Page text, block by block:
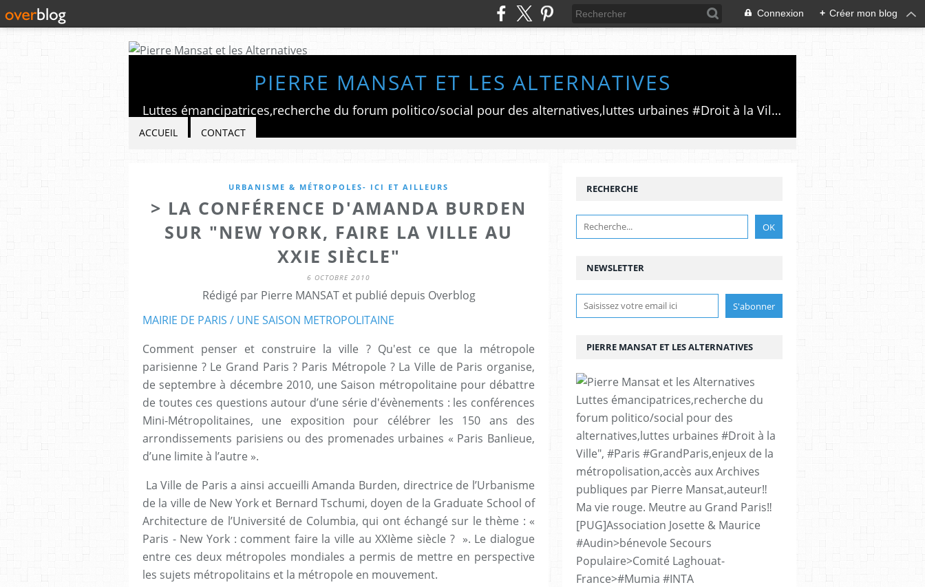
Connexion + Créer mon blog
PIERRE MANSAT ET LES ALTERNATIVES
Luttes émancipatrices,recherche du forum politico/social pour des alternatives,luttes urbaines #Droit à la Ville", #Paris #GrandParis,enjeux de la métropolisation,accès aux Archives publiques par Pierre Mansat,auteur‼️Ma vie rouge. Meutre au Grand Paris‼️[PUG]Association Josette & Maurice #Audin>bénevole Secours Populaire>Comité Laghouat-France>#Mumia #INTA
ACCUEIL CONTACT
URBANISME & MÉTROPOLES- ICI ET AILLEURS
> LA CONFÉRENCE D'AMANDA BURDEN
SUR "NEW YORK, FAIRE LA VILLE AU
XXIE SIÈCLE"
6 OCTOBRE 2010
Rédigé par Pierre MANSAT et publié depuis Overblog
MAIRIE DE PARIS / UNE SAISON METROPOLITAINE
Comment penser et construire la ville ? Qu'est ce que la métropole
parisienne ? Le Grand Paris ? Paris Métropole ? La Ville de Paris organise,
de septembre à décembre 2010, une Saison métropolitaine pour débattre
de toutes ces questions autour d’une série d'évènements : les conférences
Mini-Métropolitaines, une exposition pour célébrer les 150 ans des
arrondissements parisiens ou des promenades urbaines « Paris Banlieue,
d’une limite à l’autre ».
La Ville de Paris a ainsi accueilli Amanda Burden, directrice de l’Urbanisme
de la ville de New York et Bernard Tschumi, doyen de la Graduate School of
Architecture de l’Université de Columbia, qui ont échangé sur le thème : «
Paris - New York : comment faire la ville au XXIème siècle ? ». Le dialogue
entre ces deux métropoles mondiales a permis de mettre en perspective
les sujets métropolitains et la métropole en mouvement.
NEWSLETTER
RECHERCHE
PIERRE MANSAT ET LES ALTERNATIVES
Luttes émancipatrices,recherche du
forum politico/social pour des
alternatives,luttes urbaines #Droit à la
Ville", #Paris #GrandParis,enjeux de la
métropolisation,accès aux Archives
publiques par Pierre Mansat,auteur‼️
Ma vie rouge. Meutre au Grand Paris‼️
[PUG]Association Josette & Maurice
#Audin>bénevole Secours
Populaire>Comité Laghouat-
France>#Mumia #INTA